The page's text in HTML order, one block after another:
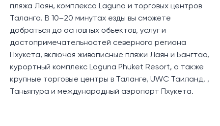
пляжа Лаян, комплекса Laguna и торговых центров
Таланга. В 10–20 минутах езды вы сможете
добраться до основных объектов, услуг и
достопримечательностей северного региона
Пхукета, включая живописные пляжи Лаян и Бангтао,
курортный комплекс Laguna Phuket Resort, а также
крупные торговые центры в Таланге, UWC Таиланд. ,
Таньяпура и международный аэропорт Пхукета.